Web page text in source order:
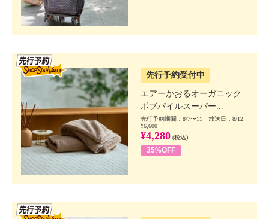
先行予約受付中
エアーかおるオーガニック
ボブパイルスーパー...
先行予約期間：8/7〜11 放送日：8/12
¥6,600
¥4,280 (税込)
35%OFF